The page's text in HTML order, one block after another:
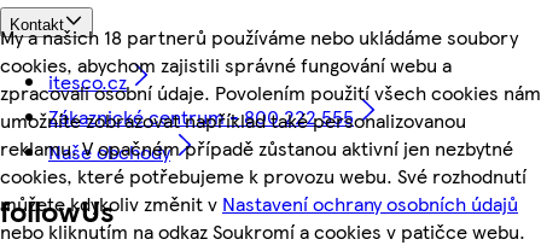
My a našich 18 partnerů používáme nebo ukládáme soubory
cookies, abychom zajistili správné fungování webu a
zpracovali osobní údaje. Povolením použití všech cookies nám
umožníte zobrazovat například také personalizovanou
reklamu. V opačném případě zůstanou aktivní jen nezbytné
cookies, které potřebujeme k provozu webu. Své rozhodnutí
můžete kdykoliv změnit v Nastavení ochrany osobních údajů
nebo kliknutím na odkaz Soukromí a cookies v patičce webu.
Kontakt
itesco.cz
Zákaznické centrum - 800 222 555
Naše obchody
followUs